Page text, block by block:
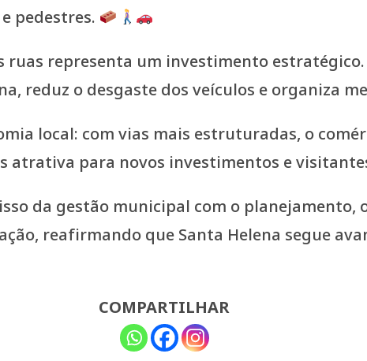
pedestres.
representa um investimento
reduz o desgaste dos veículos e organiza
local: com vias mais estruturadas, o
atrativa para novos investimentos e
da gestão municipal com o planejamento,
reafirmando que Santa Helena segue
COMPARTILHAR